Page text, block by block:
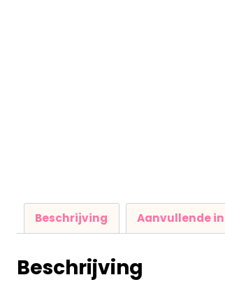
Beschrijving Aanvullende
Beschrijving